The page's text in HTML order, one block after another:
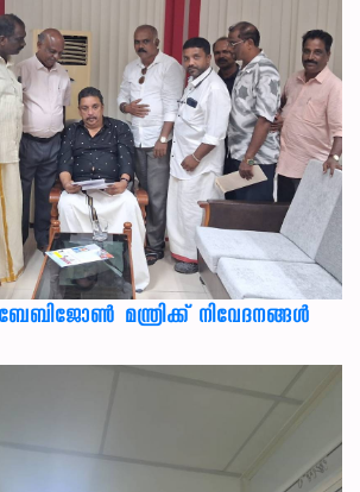
മന്ത്രിക്ക് നിവേദനങ്ങള്‍